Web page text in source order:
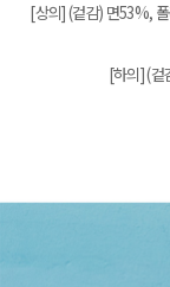
[상의] (겉감) 면53%,
[하의] (